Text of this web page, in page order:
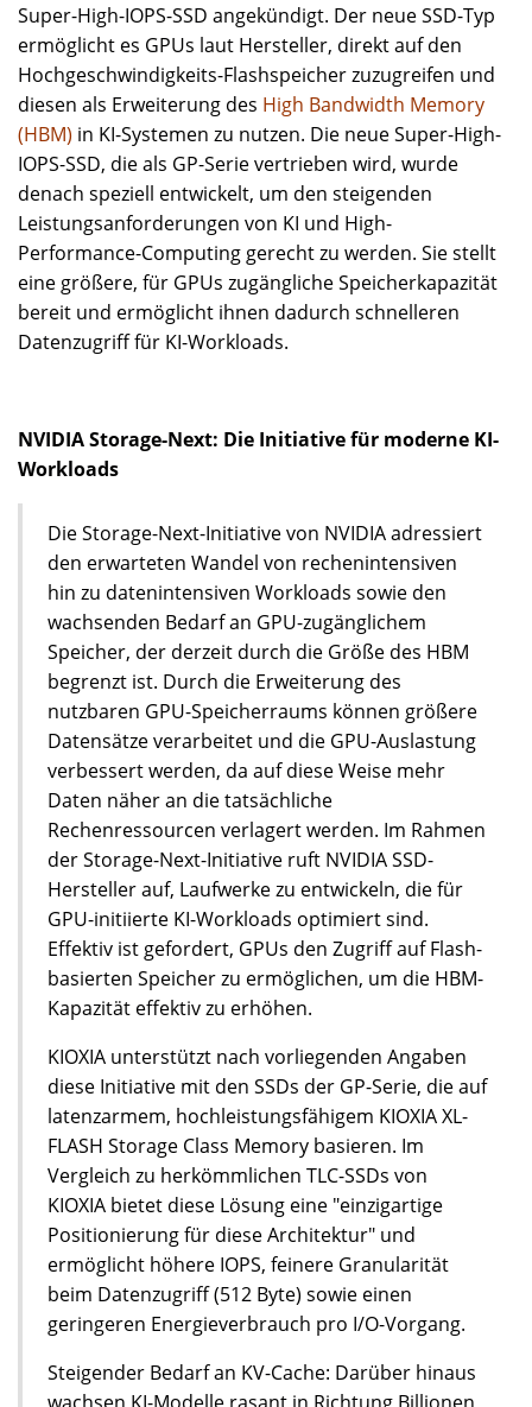
Super-High-IOPS-SSD angekündigt. Der neue SSD-Typ
ermöglicht es GPUs laut Hersteller, direkt auf den
Hochgeschwindigkeits-Flashspeicher zuzugreifen und
diesen als Erweiterung des High Bandwidth Memory
(HBM) in KI-Systemen zu nutzen. Die neue Super-High-
IOPS-SSD, die als GP-Serie vertrieben wird, wurde
denach speziell entwickelt, um den steigenden
Leistungsanforderungen von KI und High-
Performance-Computing gerecht zu werden. Sie stellt
eine größere, für GPUs zugängliche Speicherkapazität
bereit und ermöglicht ihnen dadurch schnelleren
Datenzugriff für KI-Workloads.
NVIDIA Storage-Next: Die Initiative für moderne KI-
Workloads​
Die Storage-Next-Initiative von NVIDIA adressiert
den erwarteten Wandel von rechenintensiven
hin zu datenintensiven Workloads sowie den
wachsenden Bedarf an GPU-zugänglichem
Speicher, der derzeit durch die Größe des HBM
begrenzt ist. Durch die Erweiterung des
nutzbaren GPU-Speicherraums können größere
Datensätze verarbeitet und die GPU-Auslastung
verbessert werden, da auf diese Weise mehr
Daten näher an die tatsächliche
Rechenressourcen verlagert werden. Im Rahmen
der Storage-Next-Initiative ruft NVIDIA SSD-
Hersteller auf, Laufwerke zu entwickeln, die für
GPU-initiierte KI-Workloads optimiert sind.
Effektiv ist gefordert, GPUs den Zugriff auf Flash-
basierten Speicher zu ermöglichen, um die HBM-
Kapazität effektiv zu erhöhen.
KIOXIA unterstützt nach vorliegenden Angaben
diese Initiative mit den SSDs der GP-Serie, die auf
latenzarmem, hochleistungsfähigem KIOXIA XL-
FLASH Storage Class Memory basieren. Im
Vergleich zu herkömmlichen TLC-SSDs von
KIOXIA bietet diese Lösung eine "einzigartige
Positionierung für diese Architektur" und
ermöglicht höhere IOPS, feinere Granularität
beim Datenzugriff (512 Byte) sowie einen
geringeren Energieverbrauch pro I/O-Vorgang.
Steigender Bedarf an KV-Cache​: Darüber hinaus